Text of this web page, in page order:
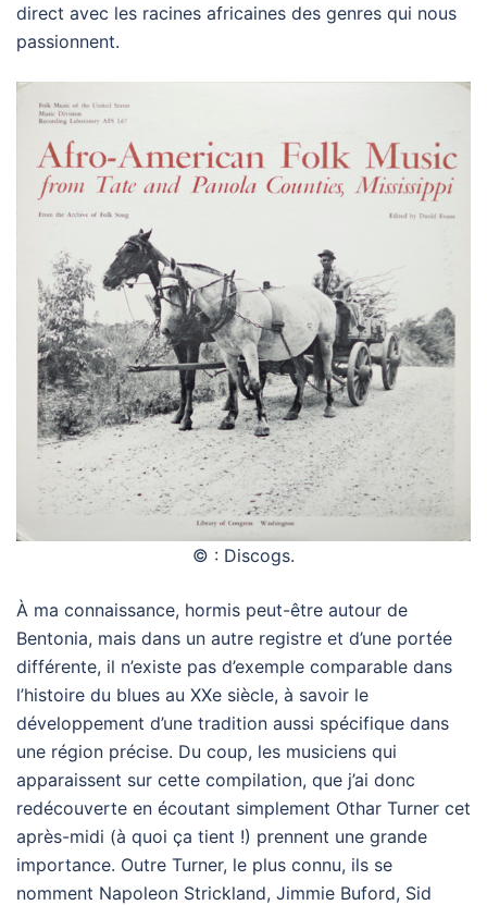
direct avec les racines africaines des genres qui nous
passionnent.
© : Discogs.
À ma connaissance, hormis peut-être autour de
Bentonia, mais dans un autre registre et d’une portée
différente, il n’existe pas d’exemple comparable dans
l’histoire du blues au XXe siècle, à savoir le
développement d’une tradition aussi spécifique dans
une région précise. Du coup, les musiciens qui
apparaissent sur cette compilation, que j’ai donc
redécouverte en écoutant simplement Othar Turner cet
après-midi (à quoi ça tient !) prennent une grande
importance. Outre Turner, le plus connu, ils se
nomment Napoleon Strickland, Jimmie Buford, Sid